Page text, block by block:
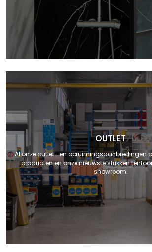
OUTLET
Al onze outlet- en opruimingsaanbiedingen
producten en onze nieuwste stukken
showroom.